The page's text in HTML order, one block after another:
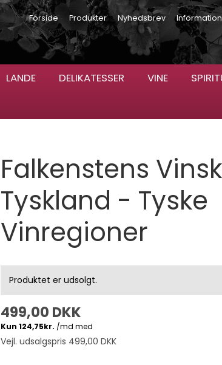
Forside Produkter Nyhedsbrev Information
LANDE DELIKATESSER VINE
Falkenstens
Tyskland - Tyske
Vinregioner
Produktet er udsolgt.
499,00 DKK
Vejl. udsalgspris 499,00 DKK